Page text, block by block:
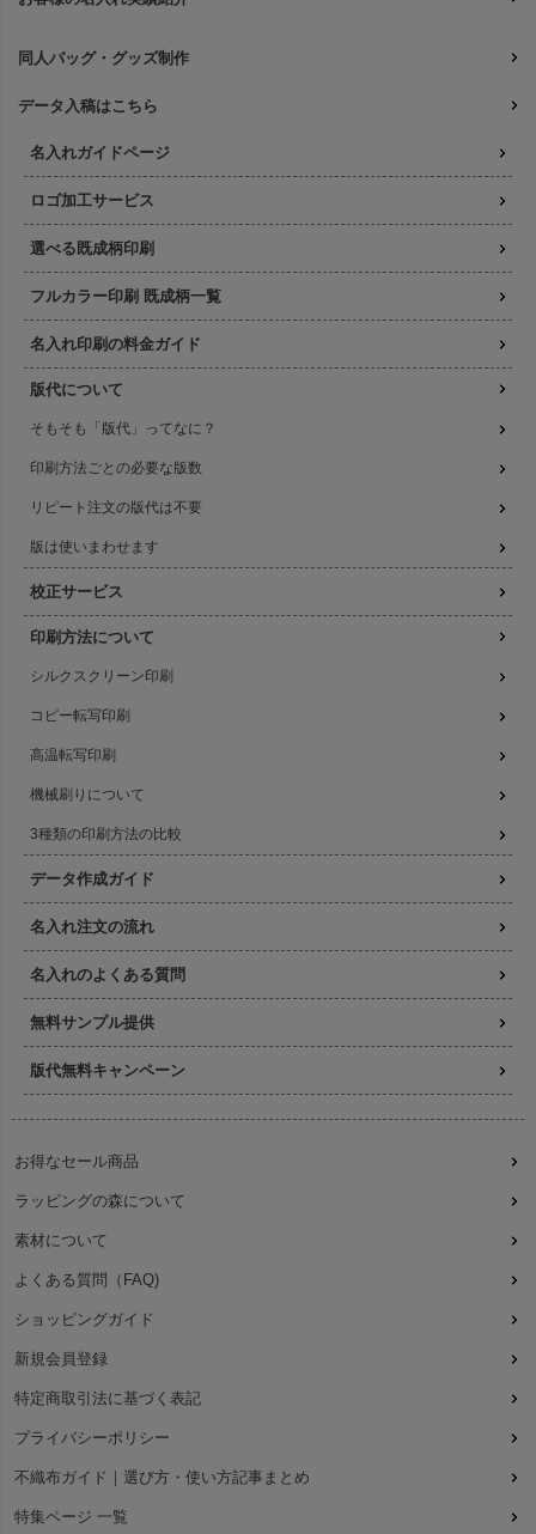
同人バッグ・グッズ制作
データ入稿はこちら
名入れガイドページ
ロゴ加工サービス
選べる既成柄印刷
フルカラー印刷 既成柄一覧
名入れ印刷の料金ガイド
版代について
そもそも「版代」ってなに？
印刷方法ごとの必要な版数
リピート注文の版代は不要
版は使いまわせます
校正サービス
印刷方法について
シルクスクリーン印刷
コピー転写印刷
高温転写印刷
機械刷りについて
3種類の印刷方法の比較
データ作成ガイド
名入れ注文の流れ
名入れのよくある質問
無料サンプル提供
版代無料キャンペーン
お得なセール商品
ラッピングの森について
素材について
よくある質問（FAQ)
ショッピングガイド
新規会員登録
特定商取引法に基づく表記
プライバシーポリシー
不織布ガイド｜選び方・使い方記事まとめ
特集ページ 一覧